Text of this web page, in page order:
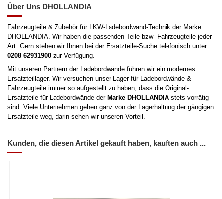
Über Uns DHOLLANDIA
Fahrzeugteile & Zubehör für LKW-Ladebordwand-Technik der Marke
DHOLLANDIA. Wir haben die passenden Teile bzw- Fahrzeugteile jeder
Art. Gern stehen wir Ihnen bei der Ersatzteile-Suche telefonisch unter
0208 62931900 zur Verfügung.
Mit unseren Partnern der Ladebordwände führen wir ein modernes
Ersatzteillager. Wir versuchen unser Lager für Ladebordwände &
Fahrzeugteile immer so aufgestellt zu haben, dass die Original-
Ersatzteile für Ladebordwände der Marke DHOLLANDIA stets vorrätig
sind. Viele Unternehmen gehen ganz von der Lagerhaltung der gängigen
Ersatzteile weg, darin sehen wir unseren Vorteil.
Kunden, die diesen Artikel gekauft haben, kauften auch ...